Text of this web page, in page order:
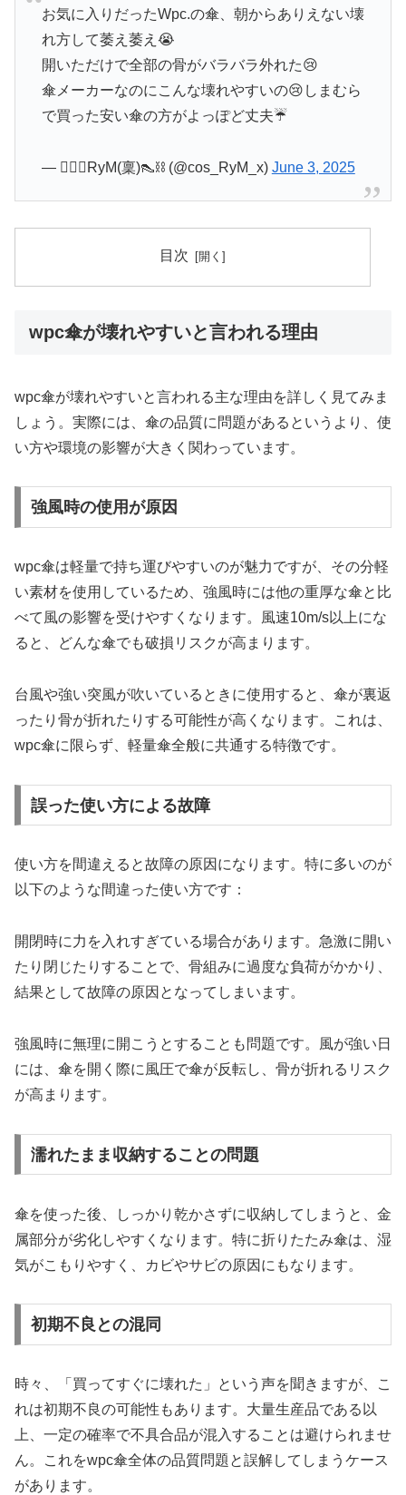
お気に入りだったWpc.の傘、朝からありえない壊
れ方して萎え萎え😭
開いただけで全部の骨がバラバラ外れた😢
傘メーカーなのにこんな壊れやすいの😢しまむら
で買った安い傘の方がよっぽど丈夫☔️
— ❤️‍🔥📌RyM(稟)👠⛓️ (@cos_RyM_x) June 3, 2025
目次
wpc傘が壊れやすいと言われる理由
wpc傘が壊れやすいと言われる主な理由を詳しく見てみま
しょう。実際には、傘の品質に問題があるというより、使
い方や環境の影響が大きく関わっています。
強風時の使用が原因
wpc傘は軽量で持ち運びやすいのが魅力ですが、その分軽
い素材を使用しているため、強風時には他の重厚な傘と比
べて風の影響を受けやすくなります。風速10m/s以上にな
ると、どんな傘でも破損リスクが高まります。
台風や強い突風が吹いているときに使用すると、傘が裏返
ったり骨が折れたりする可能性が高くなります。これは、
wpc傘に限らず、軽量傘全般に共通する特徴です。
誤った使い方による故障
使い方を間違えると故障の原因になります。特に多いのが
以下のような間違った使い方です：
開閉時に力を入れすぎている場合があります。急激に開い
たり閉じたりすることで、骨組みに過度な負荷がかかり、
結果として故障の原因となってしまいます。
強風時に無理に開こうとすることも問題です。風が強い日
には、傘を開く際に風圧で傘が反転し、骨が折れるリスク
が高まります。
濡れたまま収納することの問題
傘を使った後、しっかり乾かさずに収納してしまうと、金
属部分が劣化しやすくなります。特に折りたたみ傘は、湿
気がこもりやすく、カビやサビの原因にもなります。
初期不良との混同
時々、「買ってすぐに壊れた」という声を聞きますが、こ
れは初期不良の可能性もあります。大量生産品である以
上、一定の確率で不具合品が混入することは避けられませ
ん。これをwpc傘全体の品質問題と誤解してしまうケース
があります。